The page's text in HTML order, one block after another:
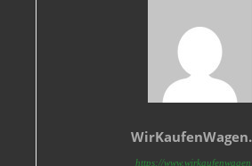
https://